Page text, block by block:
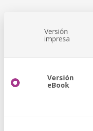
Versión
impresa
Versión
eBook